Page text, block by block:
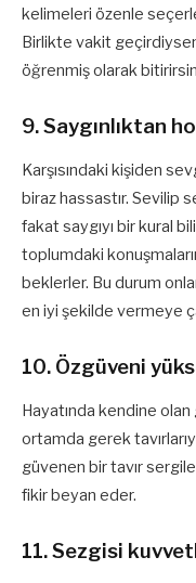
kelimeleri özenle
Birlikte vakit
öğrenmiş olarak
9. Saygınlıktan
Karşısındaki kişiden
biraz hassastır. Sevilip
fakat saygıyı bir kural
toplumdaki
beklerler. Bu durum
en iyi şekilde vermeye
10. Özgüveni
Hayatında kendine
ortamda gerek
güvenen bir tavır
fikir beyan eder.
11. Sezgisi